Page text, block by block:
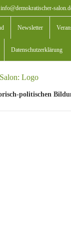
info@demokratischer-
Newsletter
Datenschutzerklärung
politischen